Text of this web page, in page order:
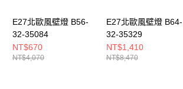
４．使用「AFTEE先享後付」時，將依據個別帳號之
時審查核予不同之上限額度；若仍有額度不足之情形
５．嚴禁一人註冊多個帳號或使用他人資訊註冊。若
恩沛科技股份有限公司將有權停止該用戶之使用額度
E27北歐風壁燈 B56-
32-35084
NT$670
NT$4,070
E27北歐風壁燈 B64-
32-35329
NT$1,410
NT$8,470